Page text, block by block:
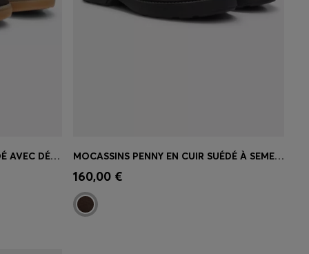
BASKETS EN CUIR ET CUIR SUÉDÉ AVEC DÉTAILS À IMPRIMÉ PYTHON
Achat rapide
taille)
MOCASSINS PENNY EN CUIR SUÉDÉ À SEMELLE EN GOMME LARGE
160,00 €